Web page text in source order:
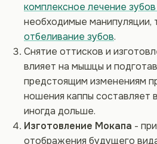
комплексное лечение
необходимые манипуляции,
отбеливание зубов.
Снятие оттисков и
влияет на мышцы и
предстоящим изменениям
ношения каппы составляет
иногда дольше.
Изготовление Мокапа -
отображения будущего